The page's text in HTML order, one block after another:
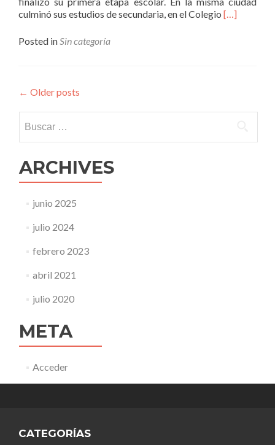
culminó sus estudios de secundaria, en el Colegio Read
[…]
Posted inSin categoría
← Older posts
ARCHIVES
junio 2025
julio 2024
febrero 2023
abril 2021
julio 2020
META
Acceder
CATEGORÍAS